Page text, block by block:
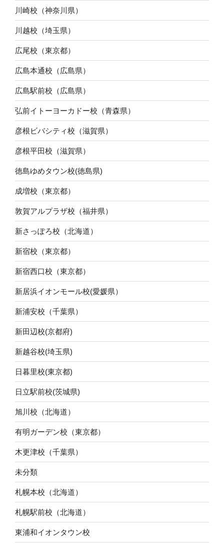
川崎校（神奈川県）
川越校（埼玉県）
広尾校（東京都）
広島本通校（広島県）
広島駅前校（広島県）
弘前イトーヨーカドー校（青森県）
彦根ビバシティ校（滋賀県）
彦根平田校（滋賀県）
徳島ゆめタウン校(徳島県)
成増校（東京都）
敦賀アルプラザ校（福井県）
新さっぽろ校（北海道）
新宿校（東京都）
新宿西口校（東京都）
新居浜イオンモール校(愛媛県）
新浦安校（千葉県）
新田辺校(京都府)
新越谷校(埼玉県)
日暮里校(東京都)
日立駅前校(茨城県)
旭川校（北海道）
有明ガーデン校（東京都）
木更津校（千葉県）
未分類
札幌本校（北海道）
札幌駅前校（北海道）
東浦和イオンタウン校